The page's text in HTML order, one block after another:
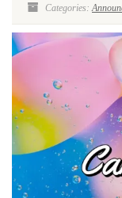
Categories: